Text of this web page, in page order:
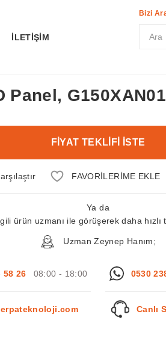
İLETİŞİM
Bizi
Panel,
FİYAT TEKLİFİ İSTE
Ya da
ürün uzmanı ile görüşerek daha hızlı
Uzman Zeynep Hanım;
58 26 08:00 - 18:00 0530
Canlı